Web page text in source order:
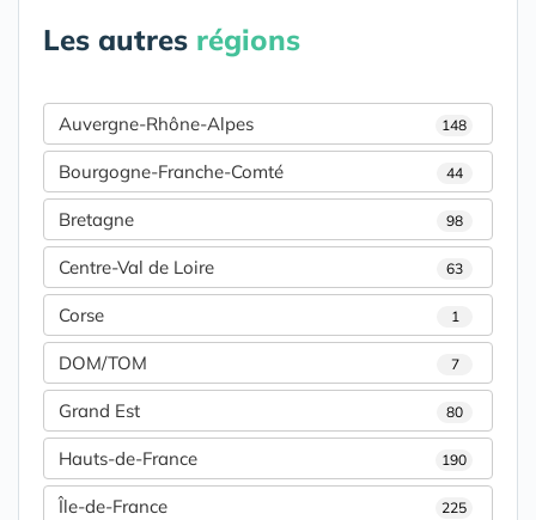
Les autres régions
Auvergne-Rhône-Alpes 148
Bourgogne-Franche-Comté 44
Bretagne 98
Centre-Val de Loire 63
Corse 1
DOM/TOM 7
Grand Est 80
Hauts-de-France 190
Île-de-France 225